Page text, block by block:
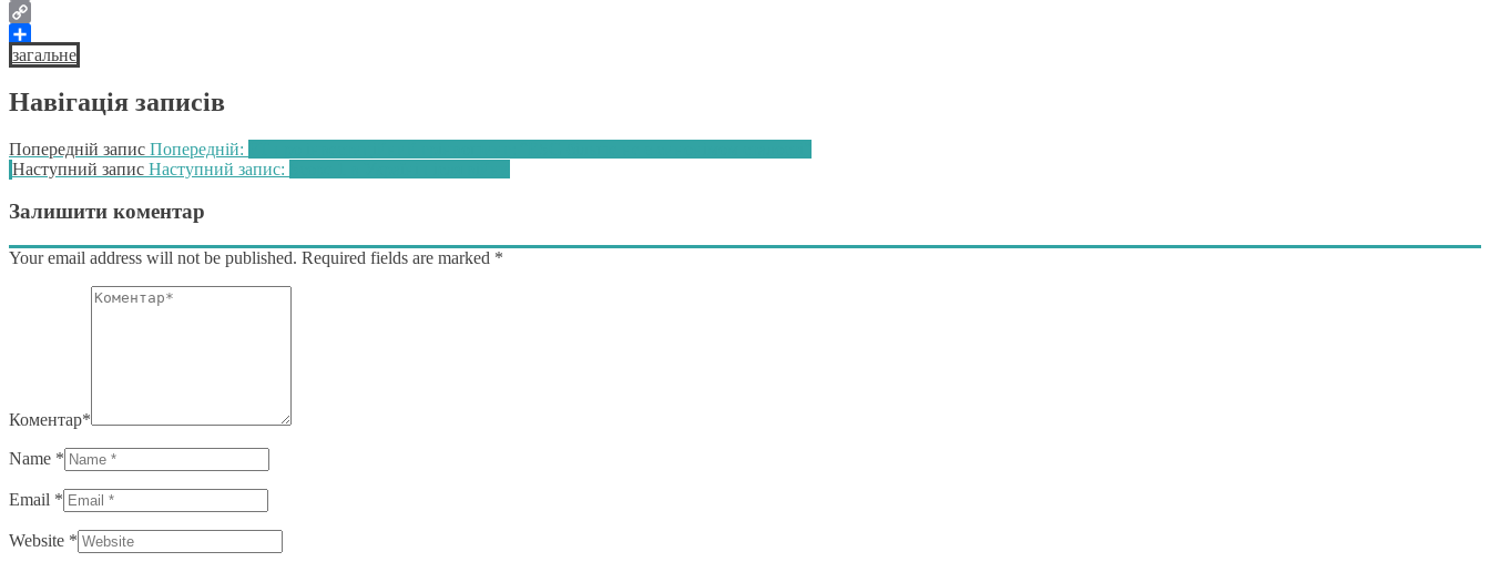
Email
Copy
Link
Поділитися
загальне
Навігація записів
Попередній запис Попередній:
Наступний запис Наступний запис:
Залишити коментар
Your email address will not be published. Required fields are marked *
Коментар*
Name *
Email *
Website *